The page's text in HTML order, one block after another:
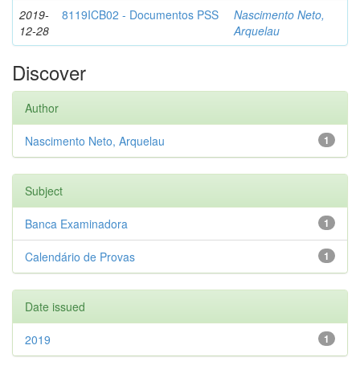
2019-
12-28
8119ICB02 - Documentos PSS
Nascimento Neto,
Arquelau
Discover
Author
1
Nascimento Neto, Arquelau
Subject
1
Banca Examinadora
1
Calendário de Provas
Date issued
1
2019